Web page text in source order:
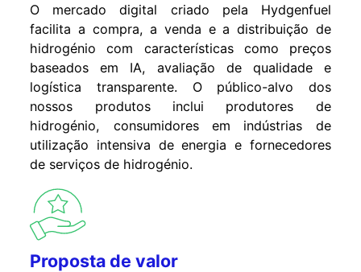
O mercado digital criado pela Hydgenfuel
facilita a compra, a venda e a distribuição de
hidrogénio com características como preços
baseados em IA, avaliação de qualidade e
logística transparente. O público-alvo dos
nossos produtos inclui produtores de
hidrogénio, consumidores em indústrias de
utilização intensiva de energia e fornecedores
de serviços de hidrogénio.
Proposta de valor